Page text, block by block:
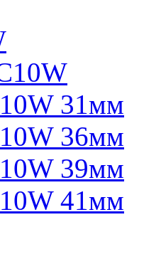
31мм
36мм
39мм
41мм